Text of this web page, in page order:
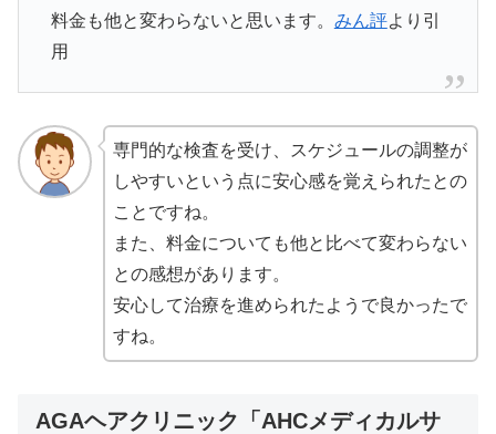
料金も他と変わらないと思います。 みん評より引
用
専門的な検査を受け、スケジュールの調整が
しやすいという点に安心感を覚えられたとの
ことですね。
また、料金についても他と比べて変わらない
との感想があります。
安心して治療を進められたようで良かったで
すね。
AGAヘアクリニック「AHCメディカルサ